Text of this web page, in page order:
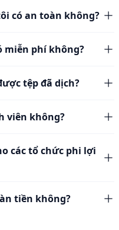
có an toàn không?
miễn phí không?
tệp đã dịch?
viên không?
các tổ chức phi lợi
tiền không?